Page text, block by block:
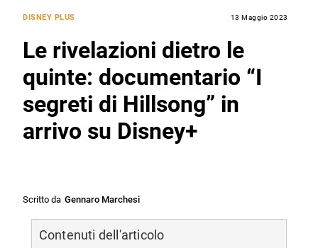
DISNEY PLUS 13 Maggio 2023
Le rivelazioni dietro le
quinte: documentario “I
segreti di Hillsong” in
arrivo su Disney+
Scritto da Gennaro Marchesi
Contenuti dell'articolo